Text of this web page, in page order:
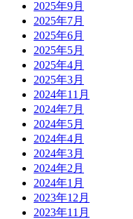
2025年9月
2025年7月
2025年6月
2025年5月
2025年4月
2025年3月
2024年11月
2024年7月
2024年5月
2024年4月
2024年3月
2024年2月
2024年1月
2023年12月
2023年11月